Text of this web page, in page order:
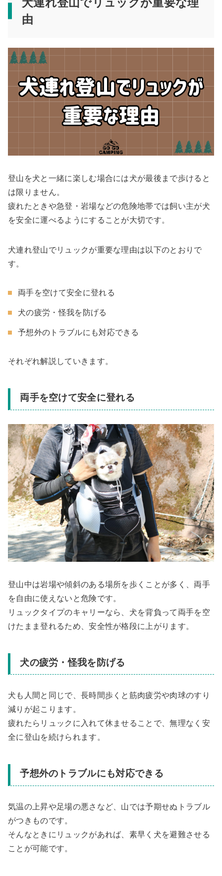
由
登山を犬と一緒に楽しむ場合には犬が最後まで歩けると
は限りません。
疲れたときや急登・岩場などの危険地帯では飼い主が犬
を安全に運べるようにすることが大切です。
犬連れ登山でリュックが重要な理由は以下のとおりで
す。
両手を空けて安全に登れる
犬の疲労・怪我を防げる
予想外のトラブルにも対応できる
それぞれ解説していきます。
両手を空けて安全に登れる
登山中は岩場や傾斜のある場所を歩くことが多く、両手
を自由に使えないと危険です。
リュックタイプのキャリーなら、犬を背負って両手を空
けたまま登れるため、安全性が格段に上がります。
犬の疲労・怪我を防げる
犬も人間と同じで、長時間歩くと筋肉疲労や肉球のすり
減りが起こります。
疲れたらリュックに入れて休ませることで、無理なく安
全に登山を続けられます。
予想外のトラブルにも対応できる
気温の上昇や足場の悪さなど、山では予期せぬトラブル
がつきものです。
そんなときにリュックがあれば、素早く犬を避難させる
ことが可能です。